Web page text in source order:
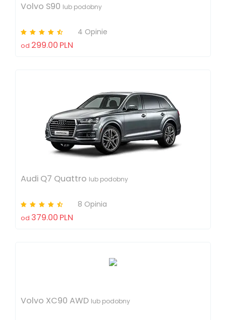
Volvo S90 lub podobny
4 Opinie
od 299.00 PLN
Audi Q7 Quattro lub podobny
8 Opinia
od 379.00 PLN
Volvo XC90 AWD lub podobny